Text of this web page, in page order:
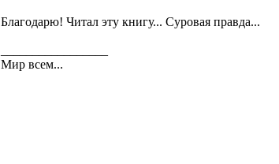
Благодарю! Читал эту книгу... Суровая правда...
Мир всем...